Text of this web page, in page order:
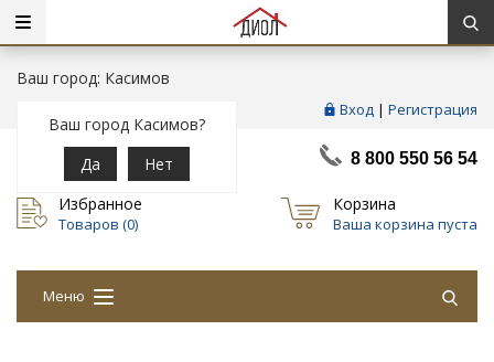
Ваш город: Касимов
Ваш город Касимов?
Да
Нет
Вход | Регистрация
8 800 550 56 54
Избранное
Товаров (0)
Корзина
Ваша корзина пуста
Меню